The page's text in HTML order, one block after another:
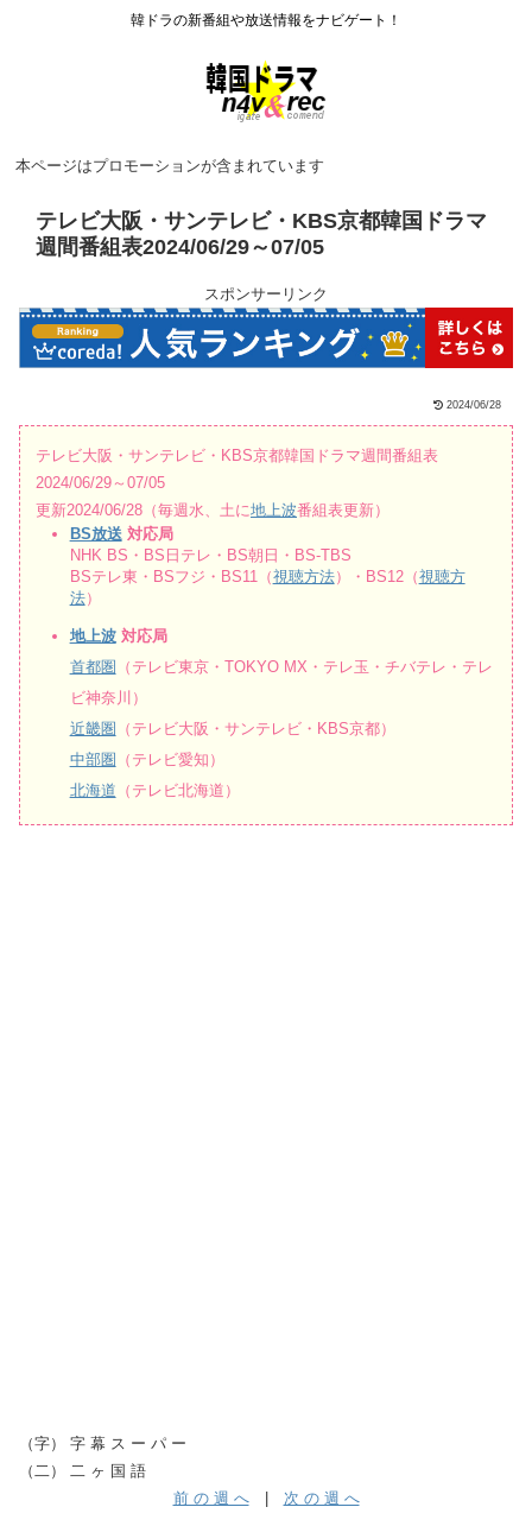
韓ドラの新番組や放送情報をナビゲート！
本ページはプロモーションが含まれています
テレビ大阪・サンテレビ・KBS京都韓国ドラマ
週間番組表2024/06/29～07/05
スポンサーリンク
2024/06/28
テレビ大阪・サンテレビ・KBS京都韓国ドラマ週間番組表
2024/06/29～07/05
更新2024/06/28（毎週水、土に地上波番組表更新）
BS放送 対応局
NHK BS・BS日テレ・BS朝日・BS-TBS
BSテレ東・BSフジ・BS11（視聴方法）・BS12（視聴方
法）
地上波対応局
首都圏 （テレビ東京・TOKYO MX・テレ玉・チバテレ・テレ
ビ神奈川）
近畿圏 （テレビ大阪・サンテレビ・KBS京都）
中部圏 （テレビ愛知）
北海道 （テレビ北海道）
（字） 字 幕 ス ー パ ー
（二） 二 ヶ 国 語
前 の 週 へ| 次 の 週 へ